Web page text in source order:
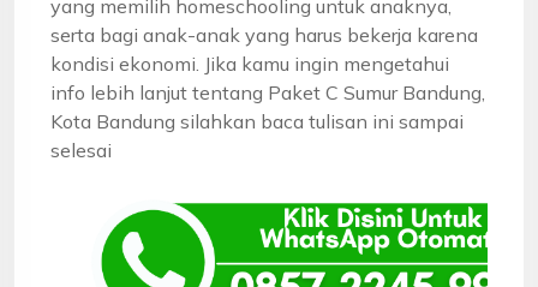
yang memilih homeschooling untuk anaknya,
serta bagi anak-anak yang harus bekerja karena
kondisi ekonomi. Jika kamu ingin mengetahui
info lebih lanjut tentang Paket C Sumur Bandung,
Kota Bandung silahkan baca tulisan ini sampai
selesai